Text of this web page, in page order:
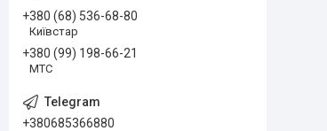
+380 (68) 536-68-80
Київстар
+380 (99) 198-66-21
МТС
+380685366880